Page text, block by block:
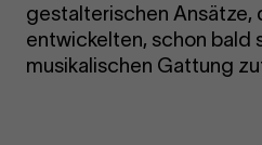
gestalterischen Ansätze,
entwickelten, schon bald
musikalischen Gattung